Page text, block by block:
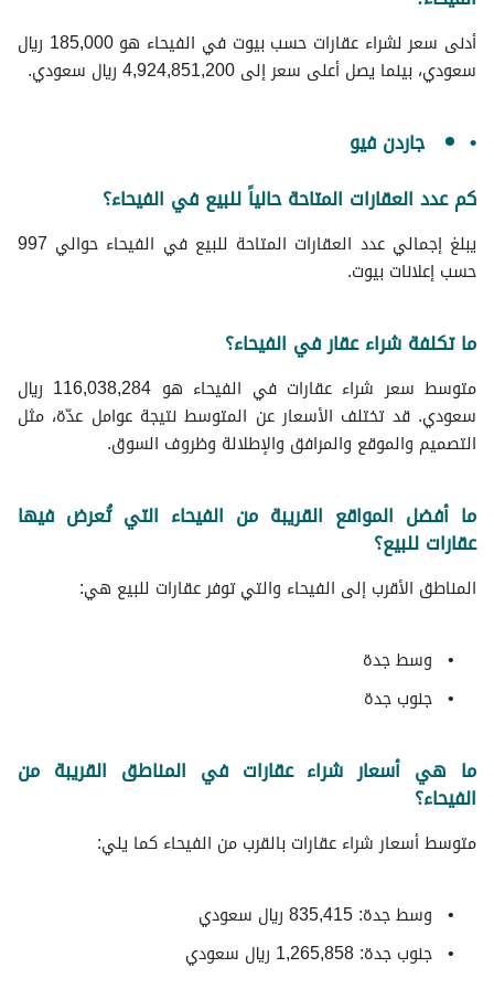
أدنى سعر لشراء عقارات حسب بيوت في الفيحاء هو 185,000 ريال
سعودي، بينما يصل أعلى سعر إلى 4,924,851,200 ريال سعودي.
جاردن فيو
كم عدد العقارات المتاحة حالياً للبيع في الفيحاء؟
يبلغ إجمالي عدد العقارات المتاحة للبيع في الفيحاء حوالي 997
حسب إعلانات بيوت.
ما تكلفة شراء عقار في الفيحاء؟
متوسط سعر شراء عقارات في الفيحاء هو 116,038,284 ريال
سعودي. قد تختلف الأسعار عن المتوسط نتيجة عوامل عدّة، مثل
التصميم والموقع والمرافق والإطلالة وظروف السوق.
ما أفضل المواقع القريبة من الفيحاء التي تُعرض فيها
عقارات للبيع؟
المناطق الأقرب إلى الفيحاء والتي توفر عقارات للبيع هي:
وسط جدة
جنوب جدة
ما هي أسعار شراء عقارات في المناطق القريبة من
الفيحاء؟
متوسط ​​أسعار شراء عقارات بالقرب من الفيحاء كما يلي:
وسط جدة: 835,415 ريال سعودي
جنوب جدة: 1,265,858 ريال سعودي